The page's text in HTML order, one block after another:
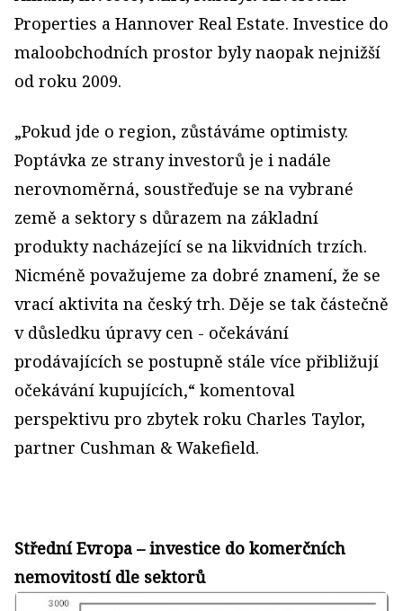
Properties a Hannover Real Estate. Investice do
maloobchodních prostor byly naopak nejnižší
od roku 2009.
„Pokud jde o region, zůstáváme optimisty.
Poptávka ze strany investorů je i nadále
nerovnoměrná, soustřeďuje se na vybrané
země a sektory s důrazem na základní
produkty nacházející se na likvidních trzích.
Nicméně považujeme za dobré znamení, že se
vrací aktivita na český trh. Děje se tak částečně
v důsledku úpravy cen - očekávání
prodávajících se postupně stále více přibližují
očekávání kupujících,“ komentoval
perspektivu pro zbytek roku Charles Taylor,
partner Cushman & Wakefield.
Střední Evropa – investice do komerčních
nemovitostí dle sektorů